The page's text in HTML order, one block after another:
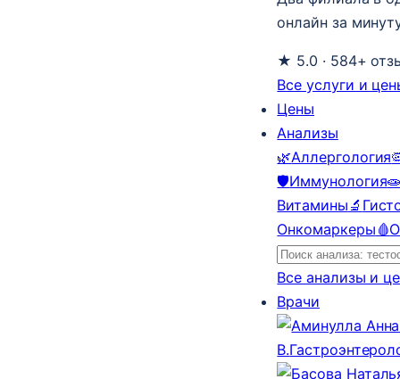
онлайн за
★ 5.0 · 584+
Все услуги и
Цены
Анализы
🌿Аллергология
🛡️Иммунология
Витамины 🔬
Онкомаркеры 🩸
Все анализы и
Врачи
В.